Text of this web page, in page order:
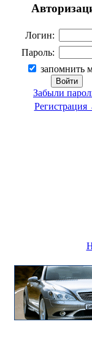
Логин:
Пароль:
запомнить
Забыли
Регистрация